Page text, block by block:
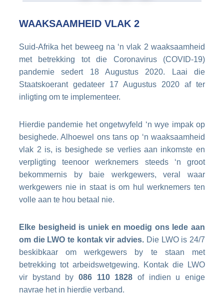
WAAKSAAMHEID VLAK 2
Suid-Afrika het beweeg na ‘n vlak 2 waaksaamheid
met betrekking tot die Coronavirus (COVID-19)
pandemie sedert 18 Augustus 2020. Laai die
Staatskoerant gedateer 17 Augustus 2020 af ter
inligting om te implementeer.
Hierdie pandemie het ongetwyfeld ‘n wye impak op
besighede. Alhoewel ons tans op ‘n waaksaamheid
vlak 2 is, is besighede se verlies aan inkomste en
verpligting teenoor werknemers steeds ‘n groot
bekommernis by baie werkgewers, veral waar
werkgewers nie in staat is om hul werknemers ten
volle aan te hou betaal nie.
Elke besigheid is uniek en moedig ons lede aan
om die LWO te kontak vir advies. Die LWO is 24/7
beskibkaar om werkgewers by te staan met
betrekking tot arbeidswetgewing. Kontak die LWO
vir bystand by086 110 1828 of indien u enige
navrae het in hierdie verband.